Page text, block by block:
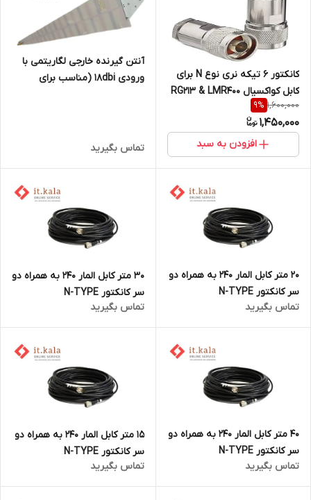
کانکتور 6 تیکه نری نوع N برای
کابل کواکسیال RG213 & LMR400
1,600,000
9%
1,450,000
افزودن به سبد
آنتن گیرنده خارجی لگاریتمی با
ورودی 18dbi (مناسب برای
تماس بگیرید
20 متر کابل المار 240 به همراه دو
سر کانکتور N-TYPE
تماس بگیرید
30 متر کابل المار 240 به همراه دو
سر کانکتور N-TYPE
تماس بگیرید
40 متر کابل المار 240 به همراه دو
سر کانکتور N-TYPE
تماس بگیرید
15 متر کابل المار 240 به همراه دو
سر کانکتور N-TYPE
تماس بگیرید